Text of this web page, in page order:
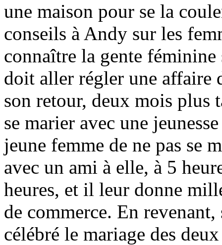
une maison pour se la
conseils à Andy sur les
connaître la gente
doit aller régler une
son retour, deux mois plus
se marier avec une
jeune femme de ne pas se
avec un ami à elle, à 5
heures, et il leur donne
de commerce. En
célébré le mariage des